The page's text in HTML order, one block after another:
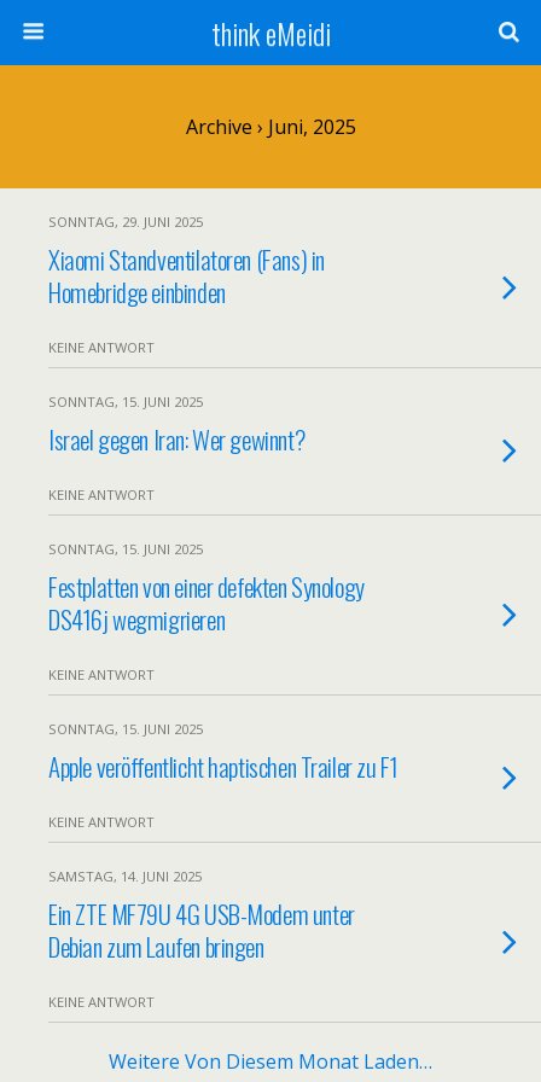
think eMeidi
Archive › Juni, 2025
SONNTAG, 29. JUNI 2025
Xiaomi Standventilatoren (Fans) in
Homebridge einbinden
KEINE ANTWORT
SONNTAG, 15. JUNI 2025
Israel gegen Iran: Wer gewinnt?
KEINE ANTWORT
SONNTAG, 15. JUNI 2025
Festplatten von einer defekten Synology
DS416j wegmigrieren
KEINE ANTWORT
SONNTAG, 15. JUNI 2025
Apple veröffentlicht haptischen Trailer zu F1
KEINE ANTWORT
SAMSTAG, 14. JUNI 2025
Ein ZTE MF79U 4G USB-Modem unter
Debian zum Laufen bringen
KEINE ANTWORT
Weitere Von Diesem Monat Laden…